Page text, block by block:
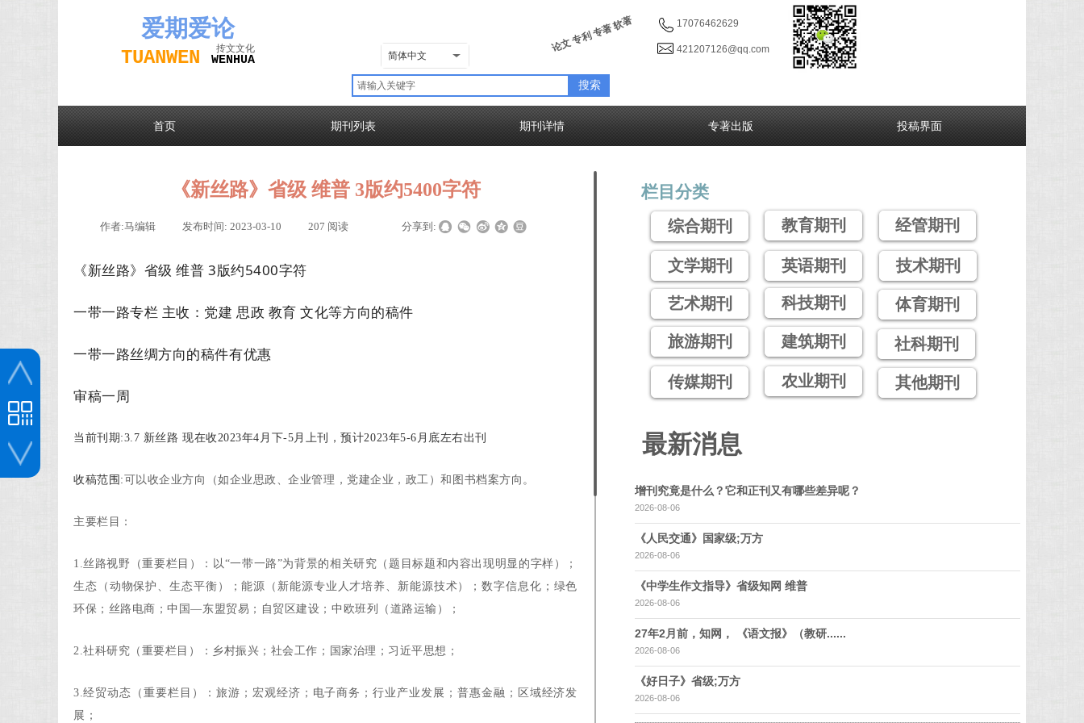
爱期爱论
TUANWEN WENHUA
17076462629
421207126@qq.com
抟文文化
简体中文
论文 专利 专著 软著
搜索
首页 期刊列表 期刊详情 专著出版 投稿界面
文学期刊
栏目分类
综合期刊
艺术期刊
旅游期刊
传媒期刊
教育期刊
英语期刊
科技期刊
建筑期刊
农业期刊
经管期刊
技术期刊
体育期刊
社科期刊
其他期刊
《新丝路》省级 维普 3版约5400字符
作者:马编辑 发布时间: 2023-03-10 207 阅读 分享到:
《新丝路》省级 维普 3版约5400字符
一带一路专栏 主收：党建 思政 教育 文化等方向的稿件
一带一路丝绸方向的稿件有优惠
审稿一周
当前刊期:3.7 新丝路 现在收2023年4月下-5月上刊，预计2023年5-6月底左右出刊
收稿范围:可以收企业方向（如企业思政、企业管理，党建企业，政工）和图书档案方向。
主要栏目：
1.丝路视野（重要栏目）：以“一带一路”为背景的相关研究（题目标题和内容出现明显的字样）；
生态（动物保护、生态平衡）；能源（新能源专业人才培养、新能源技术）；数字信息化；绿色
环保；丝路电商；中国—东盟贸易；自贸区建设；中欧班列（道路运输）；
2.社科研究（重要栏目）：乡村振兴；社会工作；国家治理；习近平思想；
3.经贸动态（重要栏目）：旅游；宏观经济；电子商务；行业产业发展；普惠金融；区域经济发
展；
最新消息
增刊究竟是什么？它和正刊又有哪些差异呢？
2026-08-06
《人民交通》国家级;万方
2026-08-06
《中学生作文指导》省级知网 维普
2026-08-06
27年2月前，知网， 《语文报》（教研......
2026-08-06
《好日子》省级;万方
2026-08-06
关注公众号